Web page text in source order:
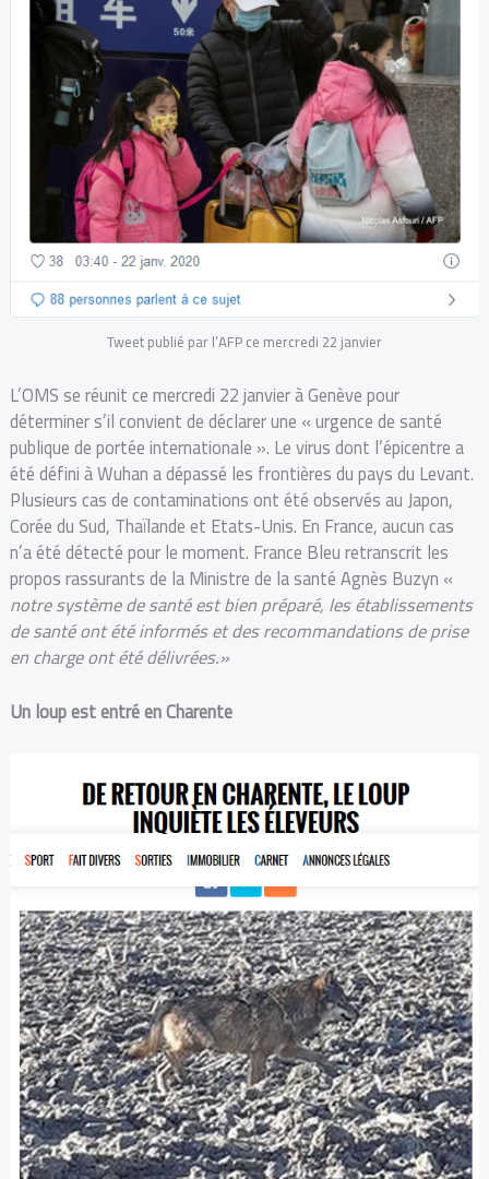
Tweet publié par l’AFP ce mercredi 22 janvier
L’OMS se réunit ce mercredi 22 janvier à Genève pour
déterminer s’il convient de déclarer une « urgence de santé
publique de portée internationale ». Le virus dont l’épicentre a
été défini à Wuhan a dépassé les frontières du pays du Levant.
Plusieurs cas de contaminations ont été observés au Japon,
Corée du Sud, Thaïlande et Etats-Unis. En France, aucun cas
n’a été détecté pour le moment. France Bleu retranscrit les
propos rassurants de la Ministre de la santé Agnès Buzyn «
notre système de santé est bien préparé, les établissements
de santé ont été informés et des recommandations de prise
en charge ont été délivrées.»
Un loup est entré en Charente